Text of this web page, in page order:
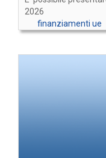
2026
finanziamenti ue